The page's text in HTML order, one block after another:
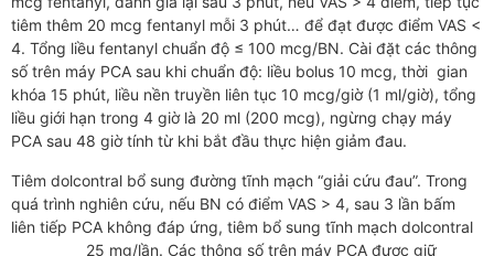
tiêm thêm 20 mcg fentanyl mỗi 3 phút… để đạt được điểm VAS <
4. Tổng liều fentanyl chuẩn độ ≤ 100 mcg/BN. Cài đặt các thông
số trên máy PCA sau khi chuẩn độ: liều bolus 10 mcg, thời gian
khóa 15 phút, liều nền truyền liên tục 10 mcg/giờ (1 ml/giờ), tổng
liều giới hạn trong 4 giờ là 20 ml (200 mcg), ngừng chạy máy
PCA sau 48 giờ tính từ khi bắt đầu thực hiện giảm đau.
Tiêm dolcontral bổ sung đường tĩnh mạch “giải cứu đau”. Trong
quá trình nghiên cứu, nếu BN có điểm VAS > 4, sau 3 lần bấm
liên tiếp PCA không đáp ứng, tiêm bổ sung tĩnh mạch dolcontral
25 mg/lần. Các thông số trên máy PCA được giữ